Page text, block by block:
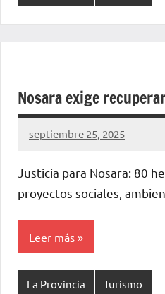
Nosara exige
septiembre 25, 2025
La
de
La
Justicia para Nosara: 80
proyectos sociales,
Leer más
La Provincia Turismo